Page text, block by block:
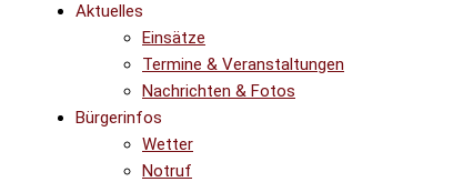
Aktuelles
Einsätze
Termine & Veranstaltungen
Nachrichten & Fotos
Bürgerinfos
Wetter
Notruf